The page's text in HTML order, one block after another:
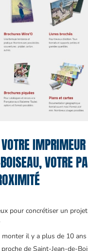
VOTRE
pour concrétiser un
monter il y a plus de 10
de Saint-Jean-de-